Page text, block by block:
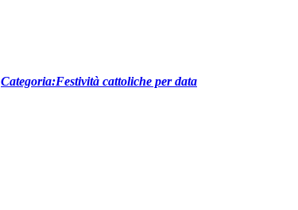
Categoria:Festività cattoliche per data